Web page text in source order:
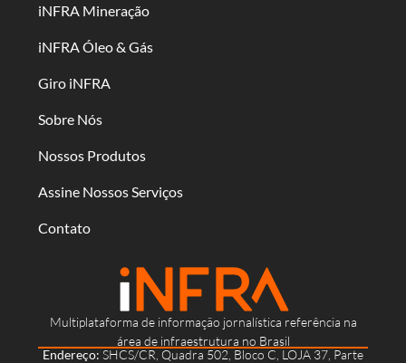
Multiplataforma de informação jornalística referência na
área de infraestrutura no Brasil
Endereço: SHCS/CR, Quadra 502, Bloco C, LOJA 37, Parte
iNFRA Mineração
iNFRA Óleo & Gás
Giro iNFRA
Sobre Nós
Nossos Produtos
Assine Nossos Serviços
Contato